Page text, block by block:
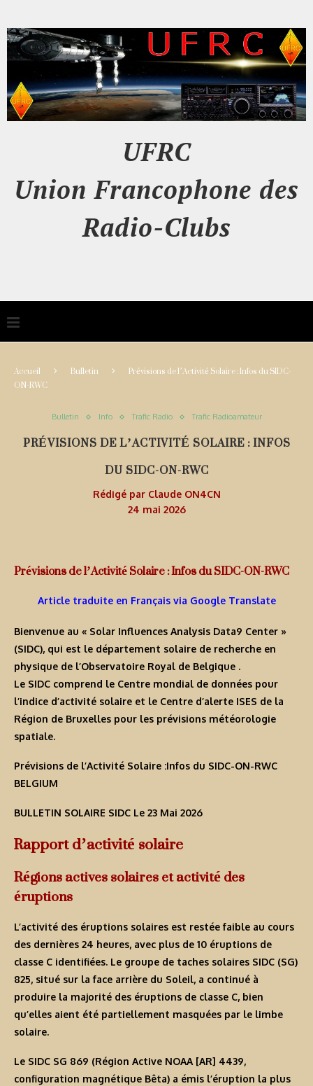
UFRC
Union Francophone des
Radio-Clubs
Accueil Bulletin Prévisions de l’Activité Solaire : Infos du SIDC-
ON-RWC
Bulletin Info Trafic Radio Trafic Radioamateur
PRÉVISIONS DE L’ACTIVITÉ SOLAIRE : INFOS
DU SIDC-ON-RWC
Rédigé par Claude ON4CN
24 mai 2026
Prévisions de l’Activité Solaire : Infos du SIDC-ON-RWC
Article traduite en Français via Google Translate
Bienvenue au « Solar Influences Analysis Data9 Center »
(SIDC), qui est le département solaire de recherche en
physique de l’Observatoire Royal de Belgique .
Le SIDC comprend le Centre mondial de données pour
l’indice d’activité solaire et le Centre d’alerte ISES de la
Région de Bruxelles pour les prévisions météorologie
spatiale.
Prévisions de l’Activité Solaire :Infos du SIDC-ON-RWC
BELGIUM
BULLETIN SOLAIRE SIDC Le 23 Mai 2026
Rapport d’activité solaire
Régions actives solaires et activité des
éruptions
L’activité des éruptions solaires est restée faible au cours
des dernières 24 heures, avec plus de 10 éruptions de
classe C identifiées. Le groupe de taches solaires SIDC (SG)
825, situé sur la face arrière du Soleil, a continué à
produire la majorité des éruptions de classe C, bien
qu’elles aient été partiellement masquées par le limbe
solaire.
Le SIDC SG 869 (Région Active NOAA [AR] 4439,
configuration magnétique Bêta) a émis l’éruption la plus